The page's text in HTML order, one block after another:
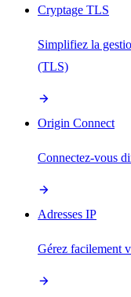
Cryptage TLS
Simplifiez la
(TLS)
Origin Connect
Connectez-vous
Adresses IP
Gérez facilement